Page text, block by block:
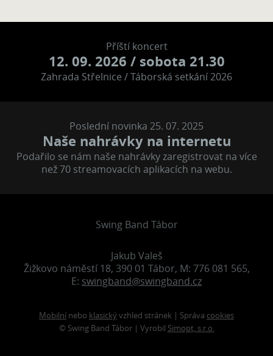
Příští koncert
12. 09. 2026 / sobota 21.30
Zahrada Střelnice / Táborská setkání 2026
Poslední novinka 25. 07. 2025
Naše nahrávky na internetu
Podařilo se nám naše nahrávky zaregistrovat na více
než 70 streamovacích aplikacích na webu.
Swing Band Tábor
Jakub Valeš
Žižkovo náměstí 18, 390 01 Tábor, M: 776 081 565,
E: swingband@swingband.cz
Mobilní nebo klasickývzhled stránek | Správa cookies
© Swing Band Tábor | Vyrobil Simopt, s.r.o.